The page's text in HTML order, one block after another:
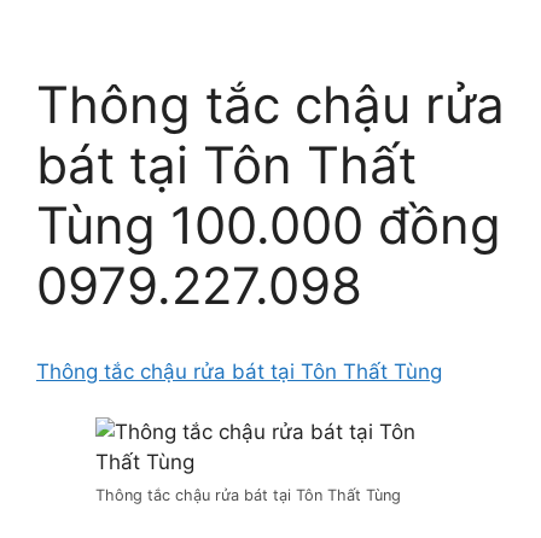
Thông tắc chậu rửa
bát tại Tôn Thất
Tùng 100.000 đồng
0979.227.098
Thông tắc chậu rửa bát tại Tôn Thất Tùng
Thông tắc chậu rửa bát tại Tôn Thất Tùng